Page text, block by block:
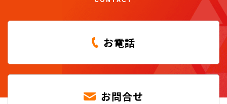
お電話
お問合せ